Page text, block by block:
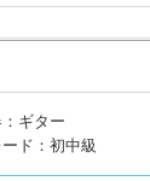
ギター
ド：初中級